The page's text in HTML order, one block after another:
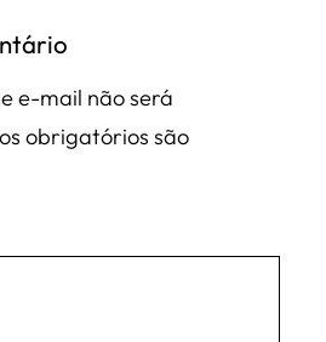
e-mail não será
obrigatórios são